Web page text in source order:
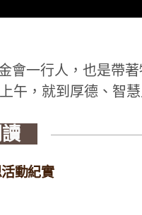
一行人，也是帶­
午，就到厚德、智慧
動紀實